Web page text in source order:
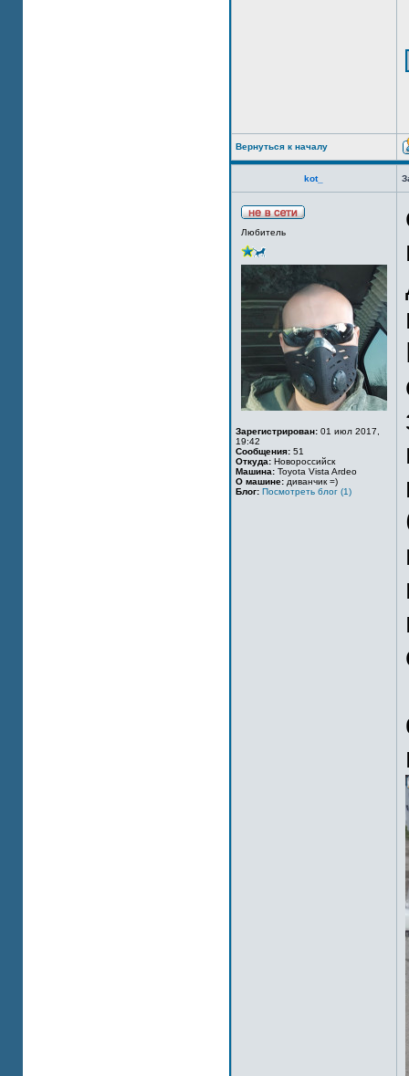
Вернуться к началу
kot_
Любитель
Зарегистрирован: 01 июл 2017,
19:42
Сообщения: 51
Откуда: Новороссийск
Машина: Toyota Vista Ardeo
О машине: диванчик =)
Блог: Посмотреть блог (1)